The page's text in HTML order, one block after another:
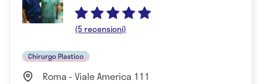
(5 recensioni)
Chirurgo Plastico
Roma - Viale America 111